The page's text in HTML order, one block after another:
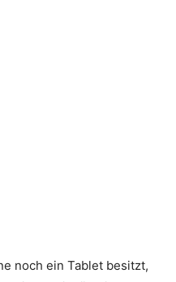
noch ein Tablet besitzt,